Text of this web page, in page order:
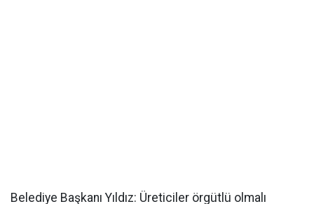
Belediye Başkanı Yıldız: Üreticiler örgütlü olmalı